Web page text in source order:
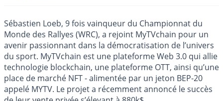
Sébastien Loeb, 9 fois vainqueur du Championnat du
Monde des Rallyes (WRC), a rejoint MyTVchain pour un
avenir passionnant dans la démocratisation de l’univers
du sport. MyTVchain est une plateforme Web 3.0 qui allie
technologie blockchain, une plateforme OTT, ainsi qu’une
place de marché NFT - alimentée par un jeton BEP-20
appelé MYTV. Le projet a récemment annoncé le succès